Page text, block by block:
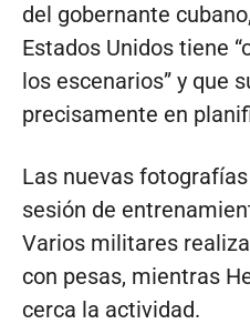
del gobernante
Estados Unidos tiene
los escenarios” y que
precisamente en
Las nuevas
sesión de
Varios militares
con pesas, mientras
cerca la actividad.